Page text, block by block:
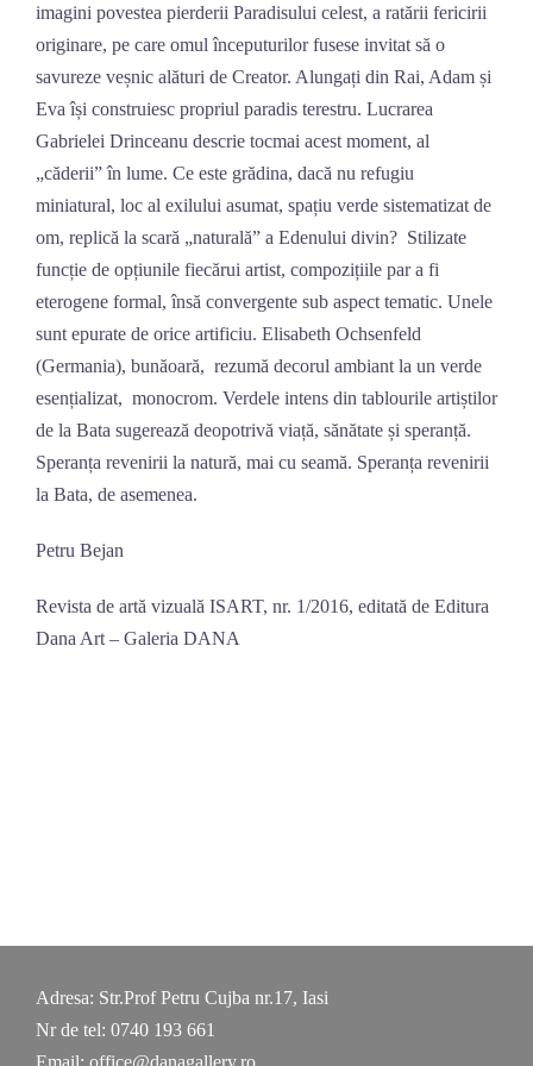
imagini povestea pierderii Paradisului celest, a ratării fericirii
originare, pe care omul începuturilor fusese invitat să o
savureze veșnic alături de Creator. Alungați din Rai, Adam și
Eva își construiesc propriul paradis terestru. Lucrarea
Gabrielei Drinceanu descrie tocmai acest moment, al
„căderii” în lume. Ce este grădina, dacă nu refugiu
miniatural, loc al exilului asumat, spațiu verde sistematizat de
om, replică la scară „naturală” a Edenului divin? Stilizate
funcție de opțiunile fiecărui artist, compozițiile par a fi
eterogene formal, însă convergente sub aspect tematic. Unele
sunt epurate de orice artificiu. Elisabeth Ochsenfeld
(Germania), bunăoară, rezumă decorul ambiant la un verde
esențializat, monocrom. Verdele intens din tablourile artiștilor
de la Bata sugerează deopotrivă viață, sănătate și speranță.
Speranța revenirii la natură, mai cu seamă. Speranța revenirii
la Bata, de asemenea.
Petru Bejan
Revista de artă vizuală ISART, nr. 1/2016, editată de Editura
Dana Art – Galeria DANA
Adresa: Str.Prof Petru Cujba nr.17, Iasi
Nr de tel: 0740 193 661
Email: office@danagallery.ro